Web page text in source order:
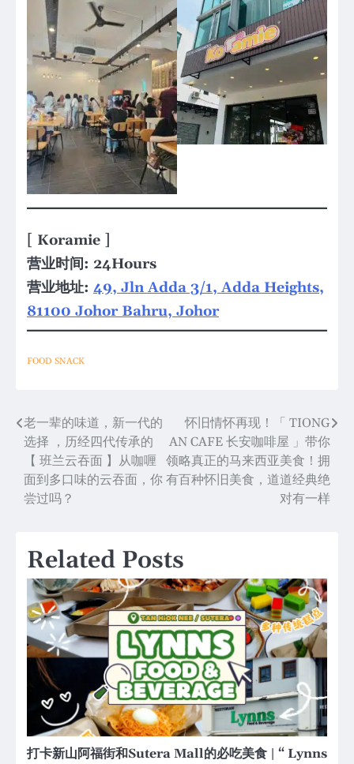
[ Koramie ]
营业时间: 24Hours
营业地址: 49, Jln Adda 3/1, Adda Heights,
81100 Johor Bahru, Johor
FOOD SNACK
Post
navigation
老一辈的味道，新一代的
选择 ，历经四代传承的
【 班兰云吞面 】从咖喱
面到多口味的云吞面，你
尝过吗？
怀旧情怀再现！「 TIONG
AN CAFE 长安咖啡屋 」带你
领略真正的马来西亚美食！拥
有百种怀旧美食，道道经典绝
对有一样
Related Posts
打卡新山阿福街和Sutera Mall的必吃美食 | “ Lynns